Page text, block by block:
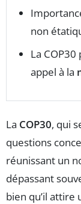
non
La
appel à la
La COP30, qui
questions
réunissant un
dépassant
bien qu’il attire